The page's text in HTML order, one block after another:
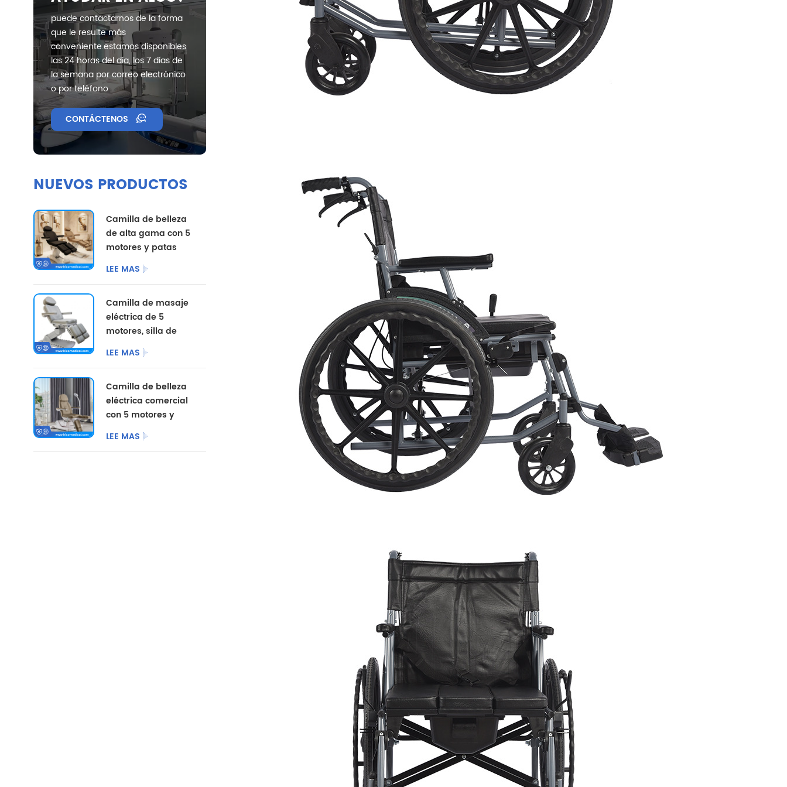
puede contactarnos de la forma
que le resulte más
conveniente.estamos disponibles
las 24 horas del día, los 7 días de
la semana por correo electrónico
o por teléfono
CONTÁCTENOS
NUEVOS PRODUCTOS
Camilla de belleza
de alta gama con 5
motores y patas
divididas, con
opciones de color
LEE MAS
Camilla de masaje
eléctrica de 5
motores, silla de
pedicura
cosmética,
salón, camilla de
belleza eléctrica
para centro de
podología.
LEE MAS
Camilla de belleza
eléctrica comercial
con 5 motores y
patas divididas.
LEE MAS